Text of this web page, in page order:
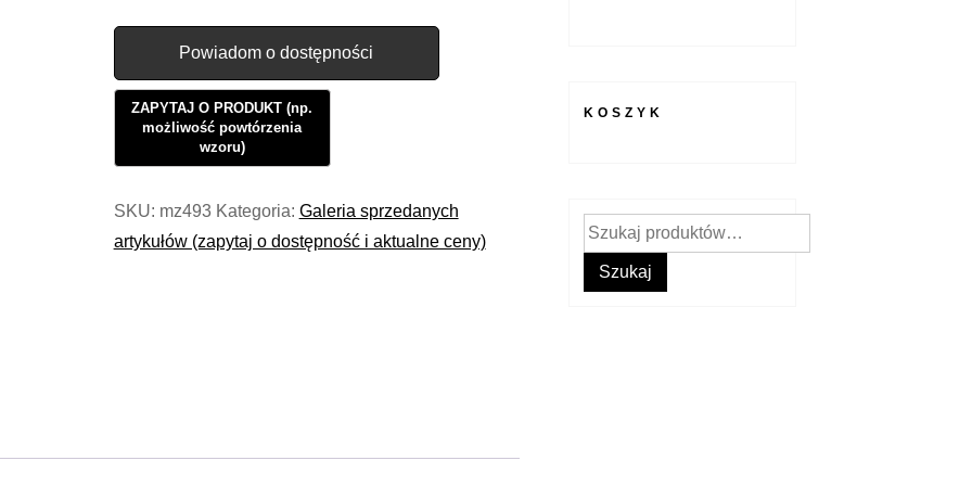
Powiadom o dostępności
SKU: mz493 Kategoria: Galeria sprzedanych
artykułów (zapytaj o dostępność i aktualne ceny)
KOSZYK
Szukaj:
Szukaj